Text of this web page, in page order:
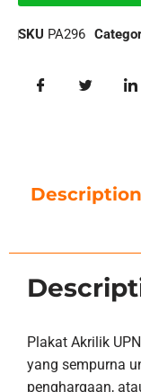
SKU PA296
Description
Plakat Akrilik
yang sempurna
penghargaan,